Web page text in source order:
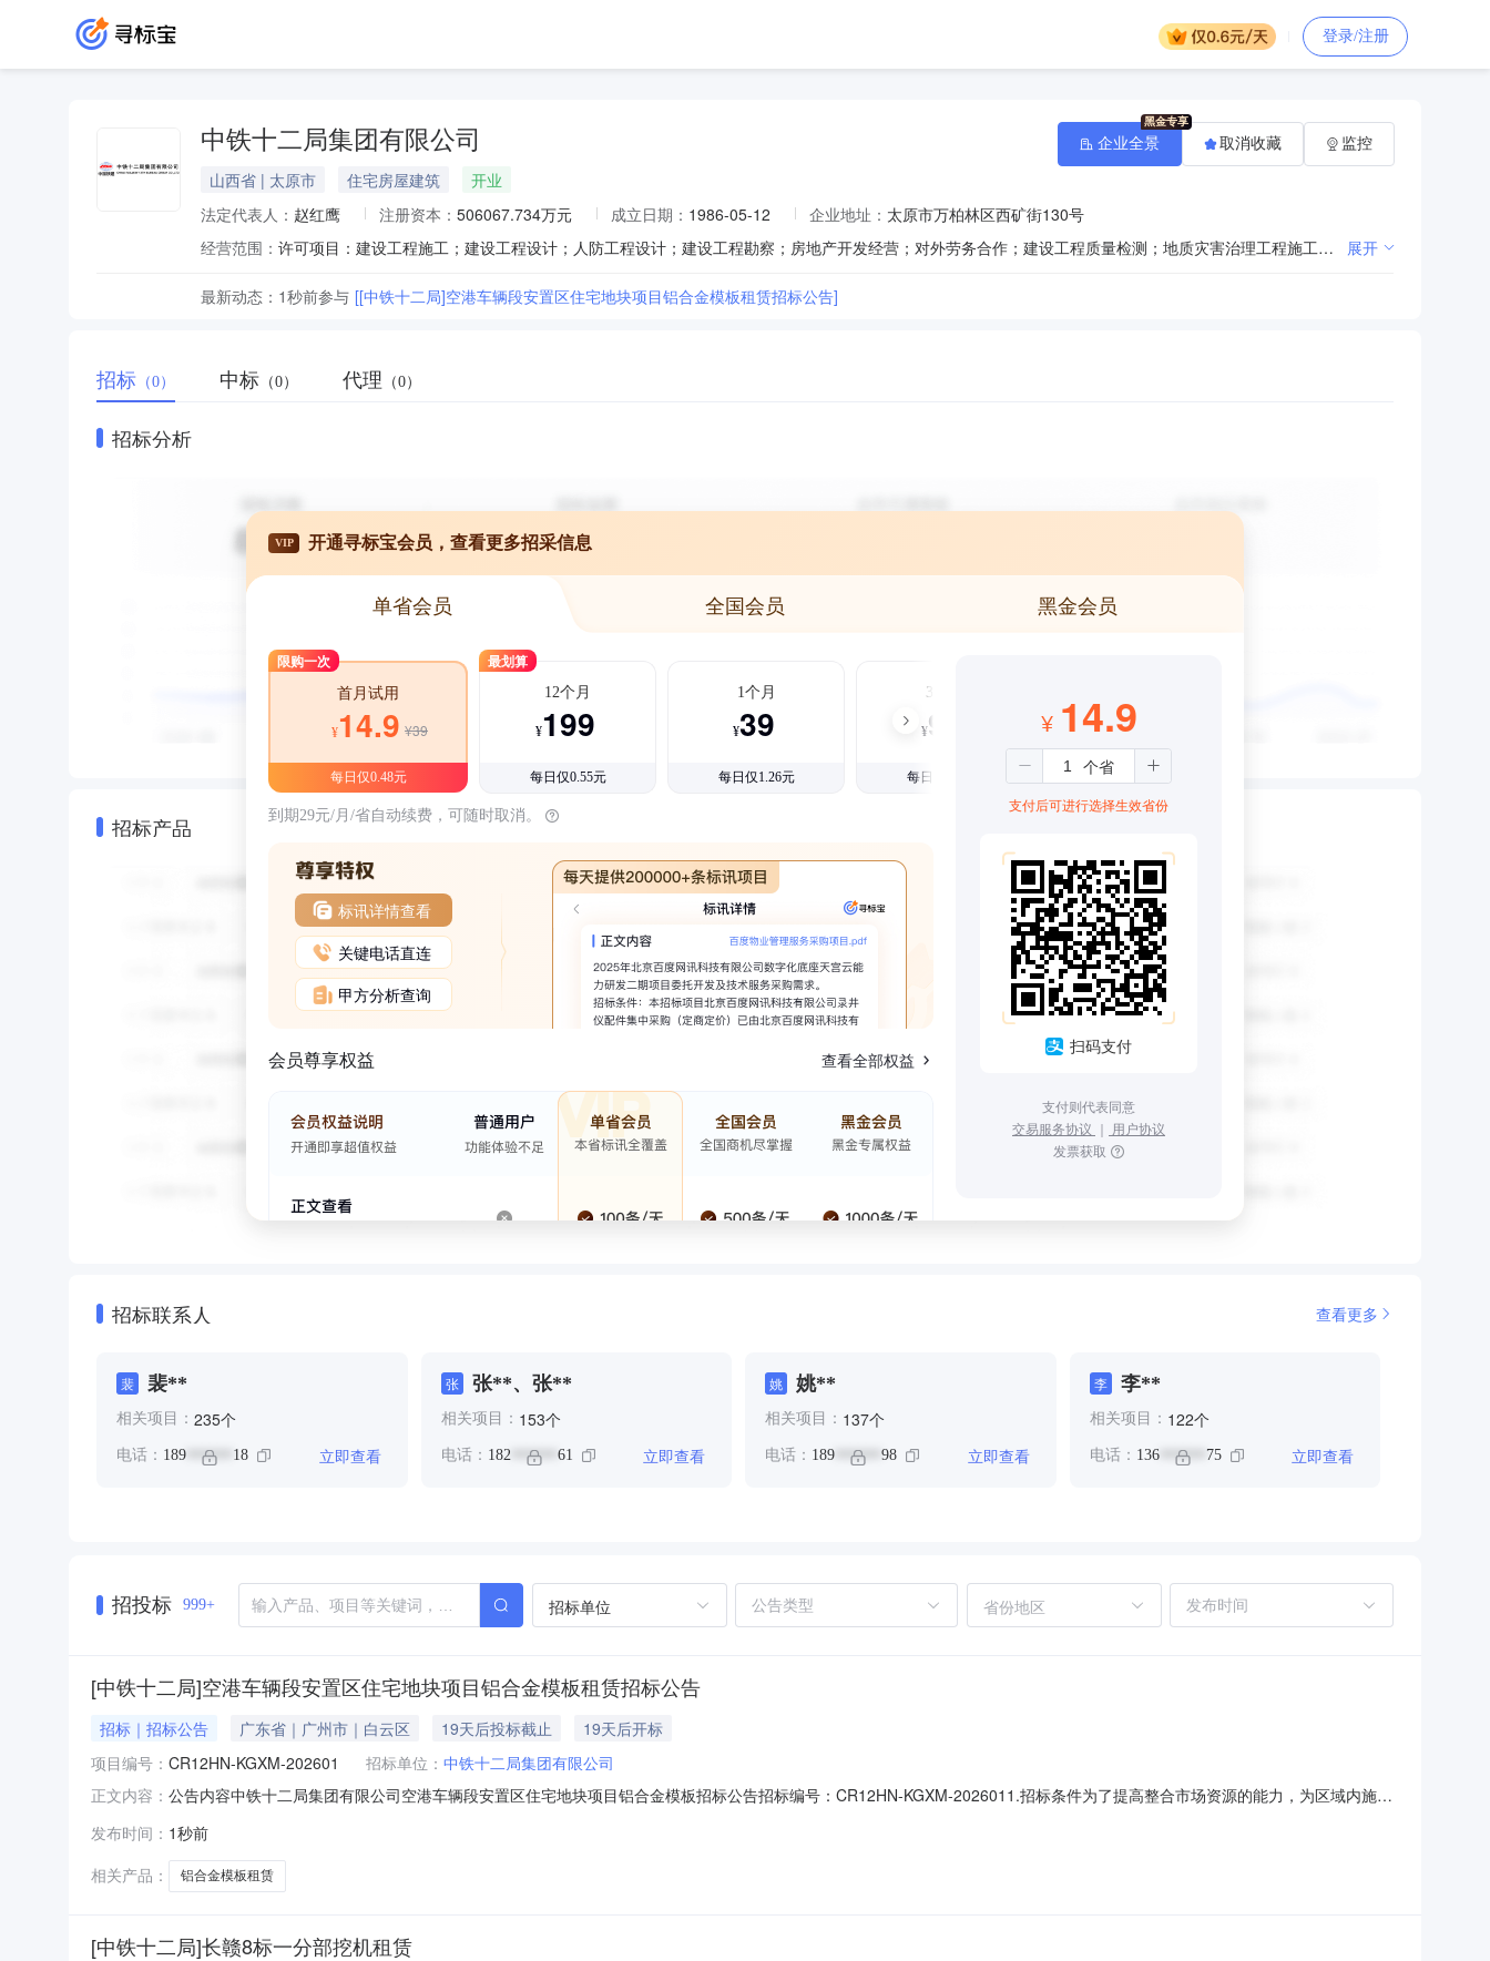
登录/注册
中铁十二局集团有限公司
山西省 | 太原市 住宅房屋建筑
开业
法定代表人： 赵红鹰 注册资本： 506067.734万元 成立日期： 1986-05-12 企业地址： 太原市万柏林区西矿街130号
经营范围：
许可项目：建设工程施工；建设工程设计；人防工程设计；建设工程勘察；房地产开发经营；对外劳务合作；建设工程质量检测；地质灾害治理工程施工；地质灾害危险性评估；地质灾害治理工程勘查；地质灾害治理工程设计；预应力混凝土铁路桥梁简支梁产品生产；爆破作业；公路管理与养护；特种设备制造；特种设备设计；特种设备安装改造修理；测绘服务；国土空间规划编制；建筑智能化系统设计。（依法须经批准的项目，经相关部门批准后方可开展经营活动，具体经营项目以相关部门批准文件或许可证件为准）一般项目：物业管理；劳务服务（不含劳务派遣）；技术服务、技术开发、技术咨询、技术交流、技术转让、技术推广；通用设备制造（不含特种设备制造）；普通机械设备安装服务；通用设备修理；专用设备修理；机械设备租赁；机械设备销售；高品质特种钢铁材料销售；汽车销售；货物进出口；园林绿化工程施工；工程管理服务；水泥制品制造；工程造价咨询业务；对外承包工程；消防技术服务；以自有资金从事投资活动；采购代理服务；建筑材料销售；建筑工程机械与设备租赁；砼结构构件制造；砼结构构件销售；金属结构制造；金属结构销售；生态恢复及生态保护服务；土地整治服务；市政设施管理；城市绿化管理；铁路运输辅助活动；交通设施维修；软件开发；软件销售；信息技术咨询服务；智能机器人的研发；大数据服务；信息系统集成服务；信息系统运行维护服务；人工智能基础软件开发。（除依法须经批准的项目外，凭营业执照依法自主开展经营活动） 展开
最新动态： 1秒前参与 [[中铁十二局]空港车辆段安置区住宅地块项目铝合金模板租赁招标公告]
企业全景 取消收藏 监控
招标 （0） 中标 （0） 代理 （0）
招标分析
招标产品
VIP 开通寻标宝会员，查看更多招采信息
单省会员 全国会员 黑金会员
限购一次
首月试用
¥14.9 ¥39
每日仅0.48元
最划算
12个月
¥199
每日仅0.55元
1个月
¥39
每日仅1.26元
3个月
¥99
每日仅1.08元
到期29元/月/省自动续费，可随时取消。
标讯详情查看
关键电话直连
甲方分析查询
会员尊享权益 查看全部权益
¥ 14.9
支付后可进行选择生效省份
扫码支付
支付则代表同意
交易服务协议 ｜ 用户协议
发票获取
招标联系人 查看更多
裴 裴**
相关项目： 235个
电话： 189 ****** 18 立即查看
张 张**、张**
相关项目： 153个
电话： 182****** 61 立即查看
姚 姚**
相关项目： 137个
电话： 189 ****** 98 立即查看
李 李**
相关项目： 122个
电话： 136****** 75 立即查看
招投标 999+ 招标单位 省份地区
[中铁十二局]空港车辆段安置区住宅地块项目铝合金模板租赁招标公告
招标｜招标公告 广东省｜广州市｜白云区 19天后投标截止
19天后开标
项目编号： CR12HN-KGXM-202601 招标单位： 中铁十二局集团有限公司
正文内容： 公告内容中铁十二局集团有限公司空港车辆段安置区住宅地块项目铝合金模板招标公告招标编号：CR12HN-KGXM-2026011.招标条件为了提高整合市场资源的能力，为区域内施工
安置区住宅地块项目经理部，对已具备招标条件的铝合金模板进行公开招标。2.项目概况与招标内容2.1项目概况本工程范围为空港车辆段安置区住宅地块，红线范围内用地面积
55115.56㎡，计容面积
发布时间： 1秒前
相关产品：
铝合金模板租赁
[中铁十二局]长赣8标一分部挖机租赁